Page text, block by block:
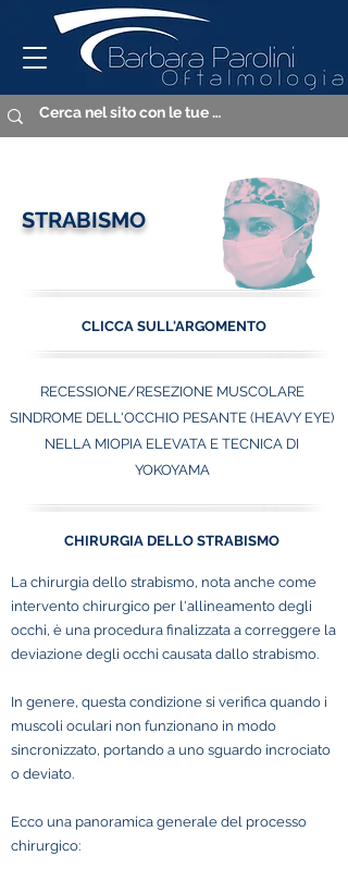
STRABISMO
CLICCA SULL'ARGOMENTO
RECESSIONE/RESEZIONE MUSCOLARE
SINDROME DELL'OCCHIO PESANTE (HEAVY EYE)
NELLA MIOPIA ELEVATA E TECNICA DI
YOKOYAMA
CHIRURGIA DELLO STRABISMO
La chirurgia dello strabismo, nota anche come
intervento chirurgico per l'allineamento degli
occhi, è una procedura finalizzata a correggere la
deviazione degli occhi causata dallo strabismo.
In genere, questa condizione si verifica quando i
muscoli oculari non funzionano in modo
sincronizzato, portando a uno sguardo incrociato
o deviato.
Ecco una panoramica generale del processo
chirurgico: